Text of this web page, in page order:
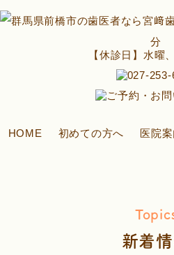
【休診日】水曜
HOME 初めての方へ 医院案
新着